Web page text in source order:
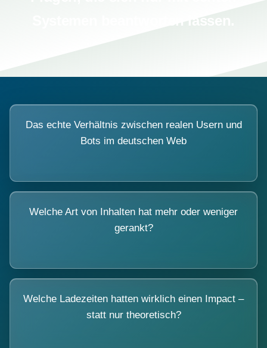
Das echte Verhältnis zwischen realen Usern und
Bots im deutschen Web
Welche Art von Inhalten hat mehr oder weniger
gerankt?
Welche Ladezeiten hatten wirklich einen Impact –
statt nur theoretisch?